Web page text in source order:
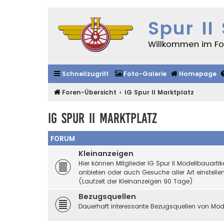
Spur II
Willkommen im
Schnellzugriff Foto-Galerie Homepage
Foren-Übersicht IG Spur II Marktplatz
IG Spur II Marktplatz
FORUM
Kleinanzeigen
Hier können Mitglieder IG Spur II
anbieten oder auch Gesuche aller Art
(Laufzeit der Kleinanzeigen 90 Tage)
Bezugsquellen
Dauerhaft interessante Bezugsquellen von